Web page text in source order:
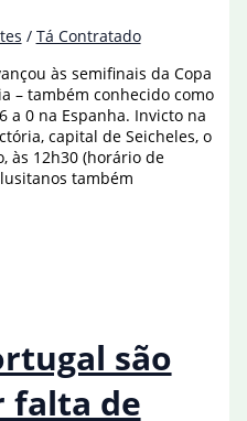
/ Tá Contratado
às semifinais da Copa
– também conhecido como
a 0 na Espanha. Invicto na
capital de Seicheles, o
às 12h30 (horário de
também
são
falta de